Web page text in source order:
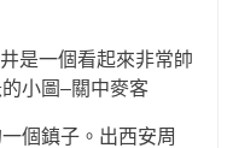
是一個看起來非常帥
小圖–關中麥客
個鎮子。出西安周